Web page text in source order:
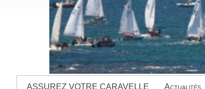
ASSUREZ VOTRE CARAVELLE Actualités